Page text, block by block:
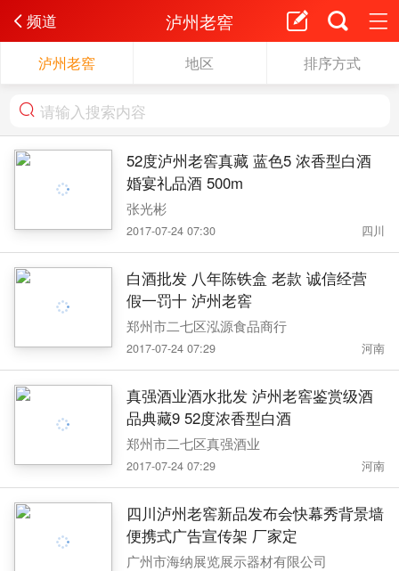
频道 泸州老窖
泸州老窖 地区 排序方式
52度泸州老窖真藏 蓝色5 浓香型白酒
婚宴礼品酒 500m
张光彬
2017-07-24 07:30 四川
白酒批发 八年陈铁盒 老款 诚信经营
假一罚十 泸州老窖
郑州市二七区泓源食品商行
2017-07-24 07:29 河南
真强酒业酒水批发 泸州老窖鉴赏级酒
品典藏9 52度浓香型白酒
郑州市二七区真强酒业
2017-07-24 07:29 河南
四川泸州老窖新品发布会快幕秀背景墙
便携式广告宣传架 厂家定
广州市海纳展览展示器材有限公司